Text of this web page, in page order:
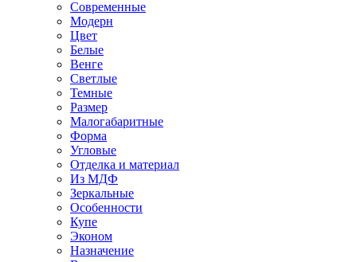
Современные
Модерн
Цвет
Белые
Венге
Светлые
Темные
Размер
Малогабаритные
Форма
Угловые
Отделка и материал
Из МДФ
Зеркальные
Особенности
Купе
Эконом
Назначение